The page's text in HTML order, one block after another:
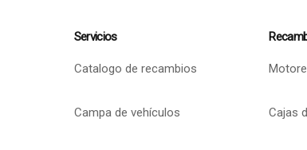
Servicios
Catalogo de recambios
Campa de vehículos Cajas